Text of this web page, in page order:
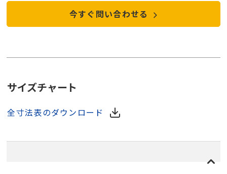
今すぐ問い合わせる
サイズチャート
全寸法表のダウンロード